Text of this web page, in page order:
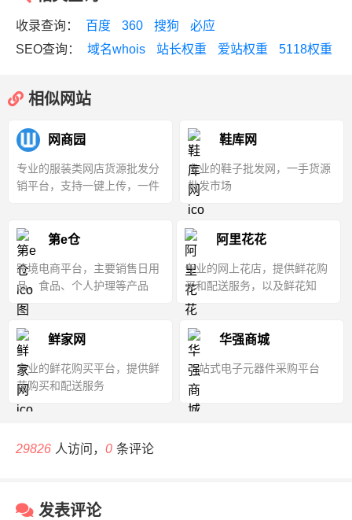
收录查询： 百度 360 搜狗
必应
SEO查询：
域名whois 站长权重 爱站权重 5118权重
相似网站
网商园
专业的服装类网店货源批发分
销平台，支持一键上传，一件
鞋库网
专业的鞋子批发网，一手货源
批发市场
第e仓
跨境电商平台，主要销售日用
品、食品、个人护理等产品
阿里花花
专业的网上花店，提供鲜花购
买和配送服务，以及鲜花知
识、花语、祝福语分享
鲜家网
专业的鲜花购买平台，提供鲜
花购买和配送服务
华强商城
一站式电子元器件采购平台
29826 人访问， 0 条评论
发表评论